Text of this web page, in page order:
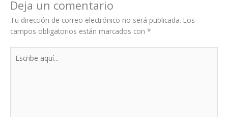
Deja un comentario
Tu dirección de correo electrónico no será publicada. Los
campos obligatorios están marcados con *
aquí...